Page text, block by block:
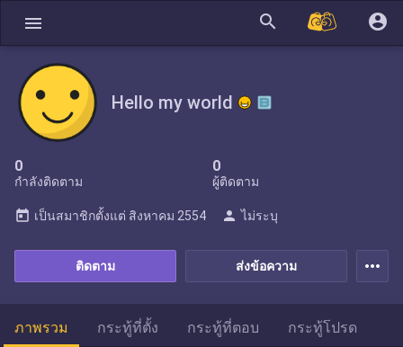
menu search account_circle
Hello my world
0
กำลังติดตาม
0
ผู้ติดตาม
ส่งข้อความ
ติดตาม
today เป็นสมาชิกตั้งแต่ สิงหาคม 2554 person ไม่ระบุ
more_horiz
ภาพรวม กระทู้ที่ตั้ง กระทู้ที่ตอบ กระทู้โปรด